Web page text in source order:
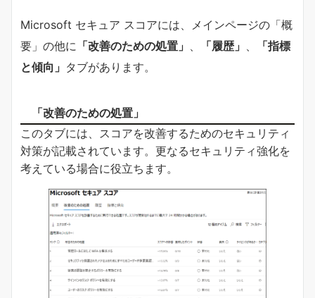
Microsoft セキュア スコアには、メインページの「概
要」の他に 「改善のための処置」 「履歴」
「指標
と傾向」 タブがあります。
「改善のための処置」
このタブには、スコアを改善するためのセキュリティ
対策が記載されています。更なるセキュリティ強化を
考えている場合に役立ちます。